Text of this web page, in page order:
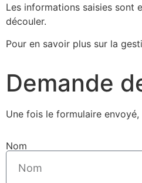
Les informations saisies sont
découler.
Pour en savoir plus sur la
Demande
Une fois le formulaire
Nom